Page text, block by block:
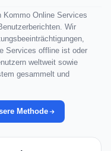
Kommo Online Services
Wir
Services offline ist oder
weltweit sowie
gesammelt und
Methode